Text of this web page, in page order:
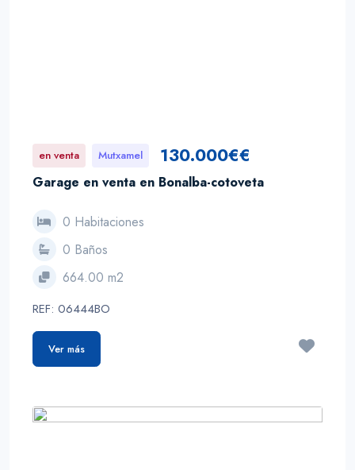
en venta Mutxamel 130.000€€
Garage en venta en Bonalba-cotoveta
0 Habitaciones
0 Baños
664.00 m2
REF: 06444BO
Ver más